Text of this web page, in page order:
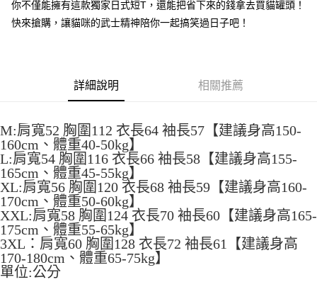
2.付款方式選擇「大哥付你分期」，訂單成立後會自動跳轉到大哥付的交易
流程，驗證手機門號後，選擇欲分期的期數、繳款截止日，確認付款後即完
成交易。
法說明評估內容。
【繳款方式說明】
2.透過簡訊連結打開帳單後，可選擇「超商條碼／台灣大直營門市／銀行轉
帳／街口支付／iPASS MONEY」等通路繳費。
【注意事項】
1.本服務係由「台灣大哥大股份有限公司」（以下簡稱本公司）所提供，讓
用戶於交易時，得透過本服務購買商品或服務，並由商店將買賣／分期付款
買賣價金債權讓與本公司後，依約使用本公司帳單繳交帳款。
2.基於同意付款使用「大哥付你分期」之契約關係目的，商店將以您的個人
資料（包含姓名、電話或地址）提供予台灣大哥大進項蒐集、處理及利用，
由本公司與您本人進行分期帳單所需資料之確認、核對及更正。
3.完整用戶服務條款，請詳閱以下連結：
相關說明
【關於「AFTEE先享後付」】
３．安心：先確認商品／服務後，再付款。
１．於結帳方式選擇「AFTEE先享後付」後，將跳轉至「AFTEE先享後付」
結帳頁面，進行簡訊認證並確認金額後，即可完成結帳。
２．訂單成立數日內，您將收到繳費通知簡訊。
３．收到繳費通知簡訊後14天內，點擊此簡訊中的連結，可透過四大超商／
ATM／網路銀行／等多元方式進行付款，方視為交易完成。
※ 請注意：結帳手續完成當下不需立刻繳費，但若您需要取消訂單，請聯絡
購買商品的店家。未經商家同意取消之訂單仍視為有效，需透過AFTEE先享
後付繳納相關費用。
※ 交易是否成功請以「AFTEE先享後付 」之結帳頁面顯示為準，若有關於
是否繳費成功／繳費後需取消欲退款等相關疑問，請聯繫「AFTEE先享後付
客戶支援中心」 https://netprotections.freshdesk.com/support/home
【注意事項】
付款 後全家取貨
每筆NT$45
7-11取貨付款
每筆NT$45，滿NT$499(含以上)免運費
付款 後7-11取貨
每筆NT$45，滿NT$499(含以上)免運費
宅配
你不僅能擁有這款獨家日式短T，還能把省下來的錢拿去買貓罐頭！
快來搶購，讓貓咪的武士精神陪你一起搞笑過日子吧！
詳細說明 相關推薦
M:肩寬52 胸圍112 衣長64 袖長57【建議身高150-
160cm、體重40-50kg】
L:肩寬54 胸圍116 衣長66 袖長58【建議身高155-
165cm、體重45-55kg】
XL:肩寬56 胸圍120 衣長68 袖長59【建議身高160-
170cm、體重50-60kg】
XXL:肩寬58 胸圍124 衣長70 袖長60【建議身高165-
175cm、體重55-65kg】
3XL：肩寬60 胸圍128 衣長72 袖長61【建議身高
170-180cm、體重65-75kg】
單位:公分